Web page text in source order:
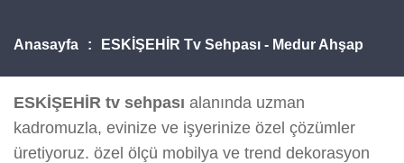
Anasayfa ESKİŞEHİR Tv Sehpası - Medur Ahşap
ESKİŞEHİR tv sehpası alanında uzman
kadromuzla, evinize ve işyerinize özel çözümler
üretiyoruz. özel ölçü mobilya ve trend dekorasyon